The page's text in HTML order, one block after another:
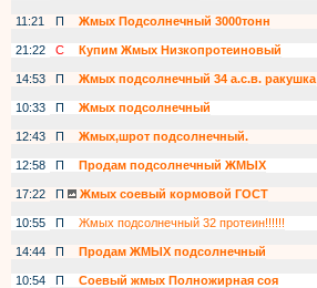
11:21
П Жмых Подсолнечный 3000тонн
21:22
С Купим Жмых Низкопротеиновый
14:53
П Жмых подсолнечный 34 а.с.в. ракушка
10:33
П
Жмых подсолнечный
12:43
П Жмых,шрот подсолнечный.
12:58
П Продам подсолнечный ЖМЫХ
17:22
П
Жмых соевый кормовой ГОСТ
10:55
П Жмых подсолнечный 32 протеин!!!!!!
14:44
П Продам ЖМЫХ подсолнечный
10:54
П Соевый жмых Полножирная соя